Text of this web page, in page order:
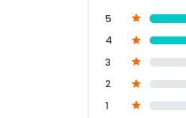
5
4
3
2
1